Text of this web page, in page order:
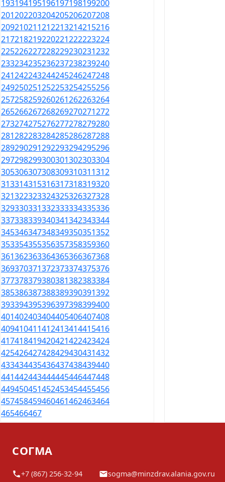
193194195196197198199200
201202203204205206207208
209210211212213214215216
217218219220221222223224
225226227228229230231232
233234235236237238239240
241242243244245246247248
249250251252253254255256
257258259260261262263264
265266267268269270271272
273274275276277278279280
281282283284285286287288
289290291292293294295296
297298299300301302303304
305306307308309310311312
313314315316317318319320
321322323324325326327328
329330331332333334335336
337338339340341342343344
345346347348349350351352
353354355356357358359360
361362363364365366367368
369370371372373374375376
377378379380381382383384
385386387388389390391392
393394395396397398399400
401402403404405406407408
409410411412413414415416
417418419420421422423424
425426427428429430431432
433434435436437438439440
441442443444445446447448
449450451452453454455456
457458459460461462463464
465466467
СОГМА
+7 (867) 256-32-94 sogma@minzdrav.alania.gov.ru